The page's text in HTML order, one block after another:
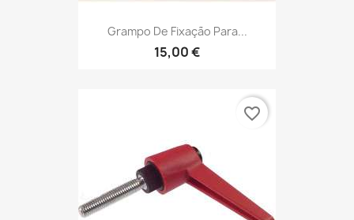
Grampo De Fixação Para...
15,00 €
favorite_border